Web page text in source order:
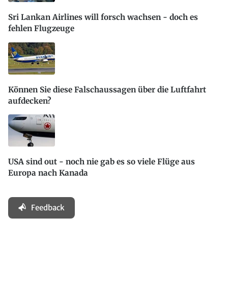
Sri Lankan Airlines will forsch wachsen - doch es
fehlen Flugzeuge
Können Sie diese Falschaussagen über die Luftfahrt
aufdecken?
USA sind out - noch nie gab es so viele Flüge aus
Europa nach Kanada
Feedback